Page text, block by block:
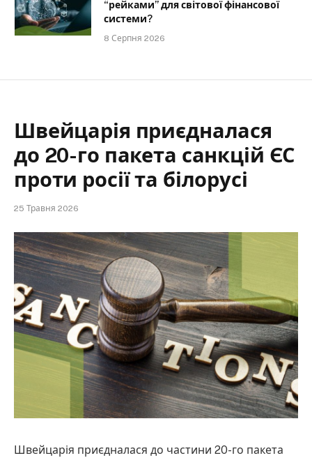
“рейками” для світової фінансової
системи?
8 Серпня 2026
Швейцарія приєдналася
до 20-го пакета санкцій ЄС
проти росії та білорусі
25 Травня 2026
Швейцарія приєдналася до частини 20-го пакета